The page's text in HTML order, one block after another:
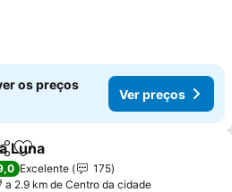
os preços
Ver preços
Adicionar aos favoritos
Luna
Excelente
175
a 2.9 km de Centro da cidade